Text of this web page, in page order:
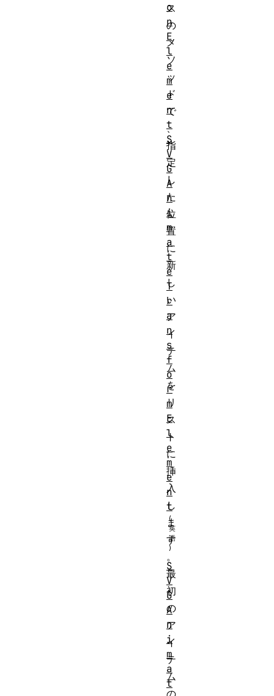
ス
の
メ
ソ
ッ
ド
で
、
指
定
し
た
位
置
に
新
し
い
ア
イ
テ
ム
を
リ
ス
ト
に
挿
入
し
ま
す
。
最
初
の
ア
イ
テ
ム
o
n
E
l
e
m
e
n
t
S
V
G
A
n
i
m
a
t
e
T
r
a
n
s
f
o
r
m
E
l
e
m
e
n
t
S
V
G
A
n
i
m
a
t